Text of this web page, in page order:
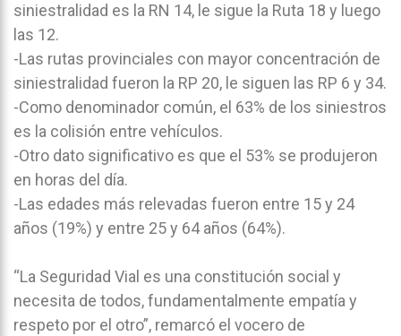
siniestralidad es la RN 14, le sigue la Ruta 18 y luego
las 12.
-Las rutas provinciales con mayor concentración de
siniestralidad fueron la RP 20, le siguen las RP 6 y 34.
-Como denominador común, el 63% de los siniestros
es la colisión entre vehículos.
-Otro dato significativo es que el 53% se produjeron
en horas del día.
-Las edades más relevadas fueron entre 15 y 24
años (19%) y entre 25 y 64 años (64%).
“La Seguridad Vial es una constitución social y
necesita de todos, fundamentalmente empatía y
respeto por el otro”, remarcó el vocero de